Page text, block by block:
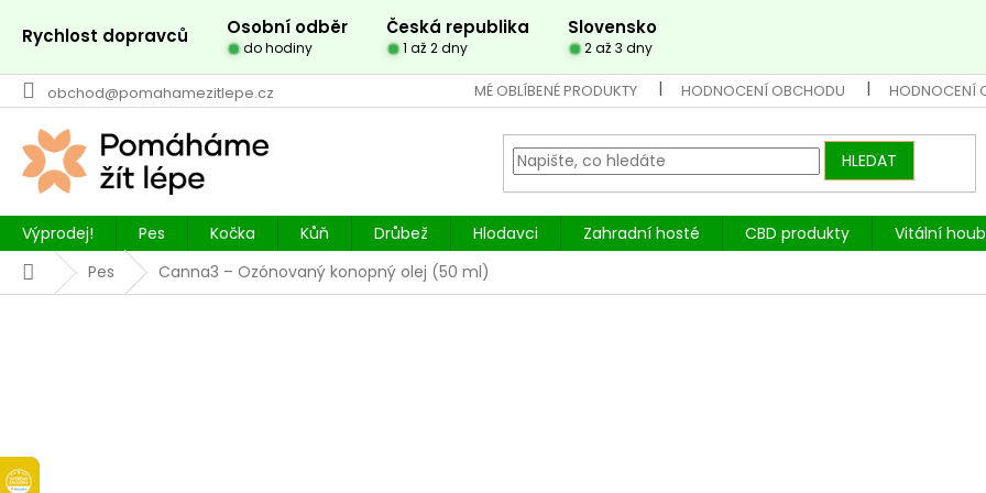
obsah
Rychlost dopravců Osobní odběr Česká republika Slovensko
do hodiny 1 až 2 dny 2 až 3 dny
obchod@pomahamezitlepe.cz MÉ OBLÍBENÉ PRODUKTY HODNOCENÍ OBCHODU HODNOCENÍ
HLEDAT
Výprodej! Pes Kočka Kůň Drůbež Hlodavci Zahradní hosté CBD produkty Vitální
DomůPes Canna3 – Ozónovaný konopný olej (50 ml)